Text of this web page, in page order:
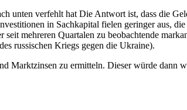
unten verfehlt hat Die Antwort ist, dass die
in Sachkapital fielen geringer aus,
mehreren Quartalen zu beobachtende
russischen Kriegs gegen die Ukraine).
Marktzinsen zu ermitteln. Dieser würde dann